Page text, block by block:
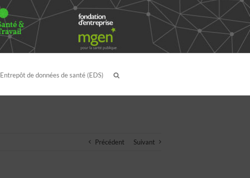
Entrepôt de données de santé (EDS)
Précédent Suivant